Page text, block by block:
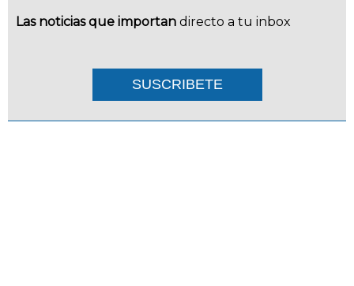
Las noticias que importan directo a tu inbox
SUSCRIBETE